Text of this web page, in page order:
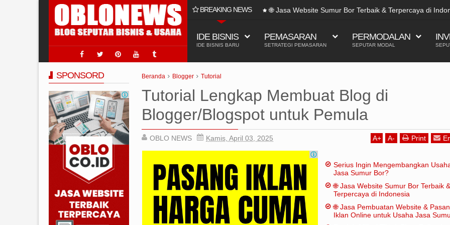
BREAKING NEWS
Jasa Sumur Bor? 🌐 Jasa Website Sumur Bor Terbaik & Terpercaya di
IDE BISNIS
IDE BISNIS BARU
PEMASARAN
SETRATEGI PEMASARAN
PERMODALAN
SEPUTAR MODAL
Beranda Blogger Tutorial
Tutorial Lengkap Membuat Blog di
Blogger/Blogspot untuk Pemula
OBLO NEWS Kamis, April 03, 2025 A+ A- Print
Serius Ingin Mengembangkan
Jasa Sumur Bor?
🌐 Jasa Website Sumur Bor Terbaik &
Terpercaya di Indonesia
🌐 Jasa Pembuatan Website &
Iklan Online untuk Usaha Jasa
SPONSORD